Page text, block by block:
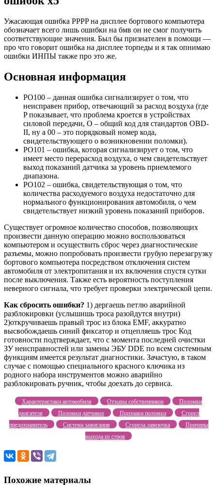
Ужасающая ошибка PPPP на дисплее бортового компьютера
обозначает всего лишь ошибки на бмв он не смог получить
соответствующие значения. Был бы признателен в помощи —
про что говорит ошибка на дисплее торпеды и я так опнимаю
ошибки ИНПЫ также про это же.
Основная информация
PO100 – данная ошибка сигнализирует о том, что
неисправен прибор, отвечающий за расход воздуха (где
P показывает, что проблема кроется в устройствах
силовой передачи, O – общий код для стандартов OBD-
II, ну а 00 – это порядковый номер кода,
свидетельствующего о возникновении поломки).
PO101 – ошибка, которая сигнализирует о том, что
имеет место перерасход воздуха, о чем свидетельствует
выход показаний датчика за уровень приемлемого
диапазона.
PO102 – ошибка, свидетельствующая о том, что
количества расходуемого воздуха недостаточно для
нормального функционирования автомобиля, о чем
свидетельствует низкий уровень показаний приборов.
Существует огромное количество способов, позволяющих
произвести данную операцию можно воспользоваться
компьютером и осуществить сброс через диагностические
разъемы, можно попробовать произвести грубую перезагрузку
бортового компьютера посредством отключения систем
автомобиля от электропитания и их включения спустя сутки
после выключения. Также есть вероятность поступления
неверного сигнала, что требует проверки электрической цепи.
Как сбросить ошибки? 1) дергаешь петлю аварийной
разблокировки (услышишь троса разойдутся внутри)
2)откручиваешь правый трос из блока EMF, аккуратно
высвобождаешь синий фиксатор и отцепляешь трос Код
готовности подтверждает, что с момента последней очистки
ЗУ неисправностей или замены ЭБУ DDE по всем системным
функциям имеется результат диагностики. Зачастую, в таком
случае с помощью специального красного ключика из
родного набора инструментов можно аварийно
разблокировать ручник, чтобы доехать до сервиса.
Характеристики автомобиля Отзывы собственников
Поломки
двигателя
Поломки датчиков Признаки поломки
Сгорел
предохранитель
Система зажигания Сгорела лампочка
Причины
выхода из строя
Похожие материалы